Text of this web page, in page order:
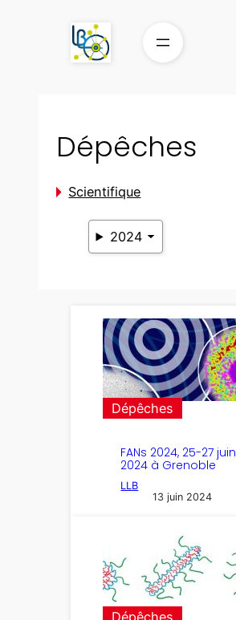
Dépêches
Scientifique
2024
Dépêches
FANs 2024, 25-27 juin
2024 à Grenoble
LLB
13 juin 2024